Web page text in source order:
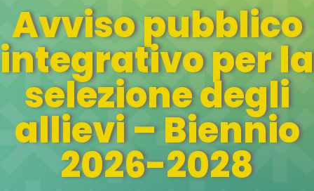
Avviso pubblico
integrativo per la
selezione degli
allievi – Biennio
2026-2028